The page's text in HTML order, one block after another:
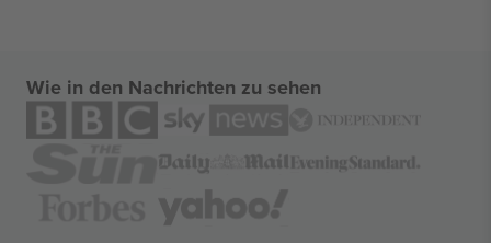
Wie in den Nachrichten zu sehen